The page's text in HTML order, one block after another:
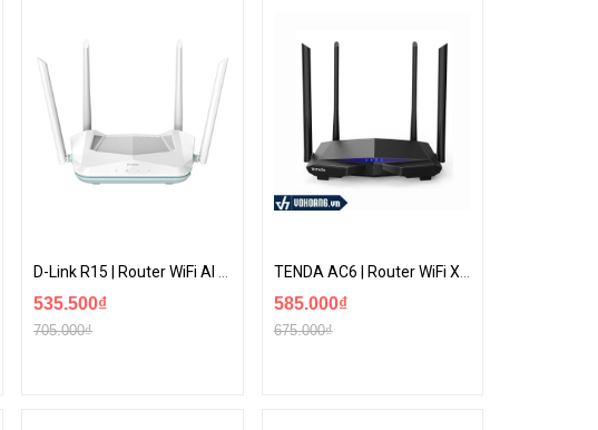
535.500₫
705.000₫
585.000₫
675.000₫